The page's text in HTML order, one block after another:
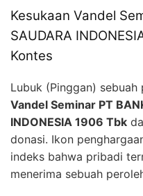
Kesukaan Vandel
SAUDARA
Kontes
Lubuk (Pinggan)
Vandel Seminar PT
INDONESIA 1906 Tbk
donasi. Ikon
indeks bahwa pribadi
menerima sebuah